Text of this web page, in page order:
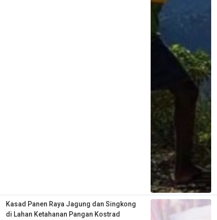
Kasad Panen Raya Jagung dan Singkong
di Lahan Ketahanan Pangan Kostrad